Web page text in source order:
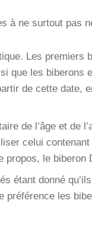
à ne surtout pas
Les premiers
que les biberons
de cette date,
de l’âge et de
celui
propos, le
étant donné
les